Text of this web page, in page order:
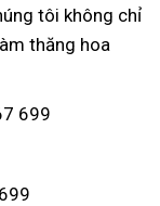
tôi không chỉ
thăng hoa
699